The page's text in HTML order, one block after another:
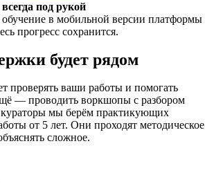
под рукой
в мобильной версии платформы
прогресс сохранится.
будет рядом
проверять ваши работы и помогать
— проводить воркшопы с разбором
мы берём практикующих
от 5 лет. Они проходят методическое
сложное.